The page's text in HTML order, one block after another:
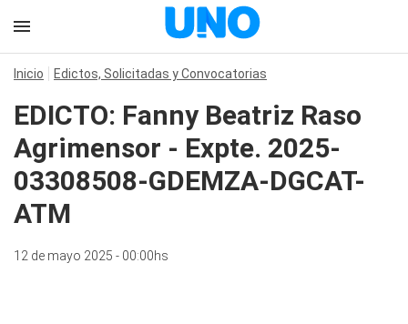
Inicio Edictos, Solicitadas y Convocatorias
EDICTO: Fanny Beatriz Raso
Agrimensor - Expte. 2025-
03308508-GDEMZA-DGCAT-
ATM
12 de mayo 2025 - 00:00hs